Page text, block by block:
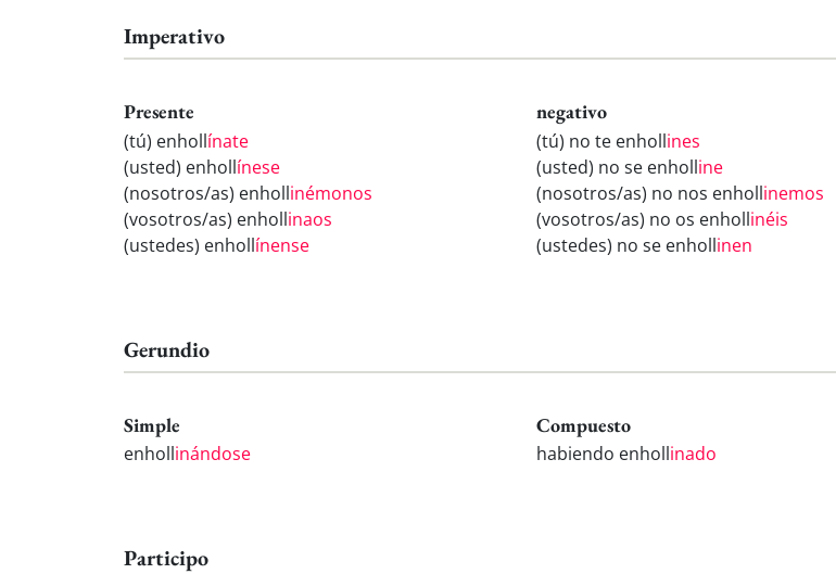
Imperativo
Presente
(tú) enhollínate
(usted) enhollínese
(nosotros/as) enhollinémonos
(vosotros/as) enhollinaos
(ustedes) enhollínense
negativo
(tú) no te enhollines
(usted) no se enholline
(nosotros/as) no nos enhollinemos
(vosotros/as) no os enhollinéis
(ustedes) no se enhollinen
Gerundio
Simple
enhollinándose
Compuesto
habiendo enhollinado
Participo